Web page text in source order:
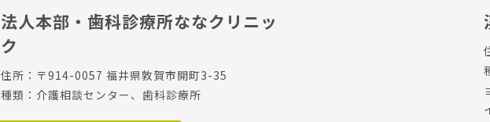
法人本部・歯科診療所ななクリニッ
ク
住所：〒914-0057 福井県敦賀市開町3-35
種類：介護相談センター、歯科診療所